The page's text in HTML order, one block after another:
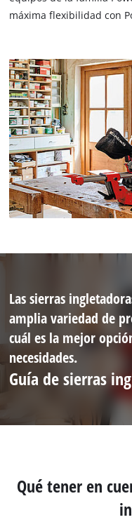
máxima flexibilidad con
Las sierras
amplia variedad de
cuál es la mejor
necesidades.
Guía de sierras
Qué tener en